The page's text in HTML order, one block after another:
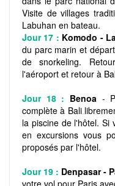
Visite de villages
Labuhan en bateau.
Jour 17 : Komodo -
du parc marin et
de snorkeling.
l'aéroport et retour à
Jour 18 : Benoa -
complète à Bali
la piscine de l'hôtel. Si
en excursions vous
proposés par l'hôtel.
Jour 19 : Denpasar -
votre vol pour Paris